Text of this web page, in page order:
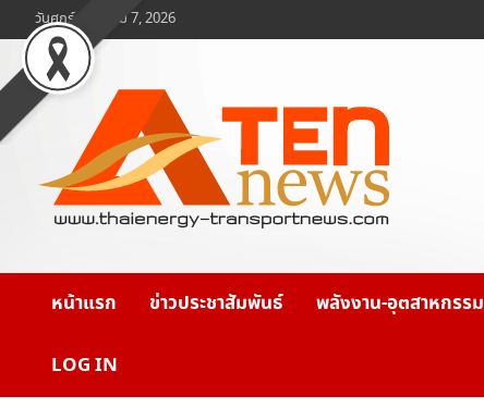
to
content
วันศุกร์, สิงหาคม 7, 2026
www.ten-news.com
หน้าแรก ข่าวประชาสัมพันธ์ พลังงาน-อุตสาหกรรม
LOG IN